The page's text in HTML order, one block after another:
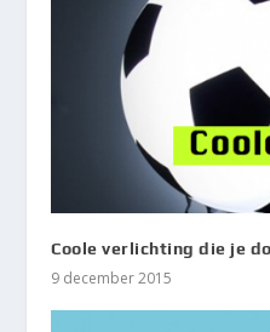
Coole verlichting die je
9 december 2015